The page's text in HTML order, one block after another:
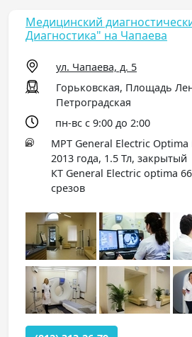
Медицинский
Диагностика" на Чапаева
ул. Чапаева, д. 5
Горьковская, Площадь
Петроградская
пн-вс с 9:00 до 2:00
МРТ General Electric Optima
2013 года, 1.5 Тл, закрытый
КТ General Electric optima
срезов